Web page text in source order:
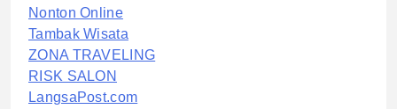
Nonton Online
Tambak Wisata
ZONA TRAVELING
RISK SALON
LangsaPost.com